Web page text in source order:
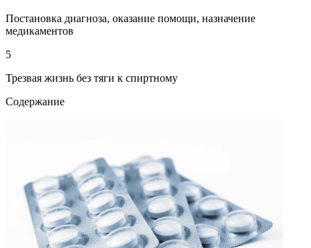
Постановка диагноза, оказание помощи, назначение
медикаментов
5
Трезвая жизнь без тяги к спиртному
Содержание